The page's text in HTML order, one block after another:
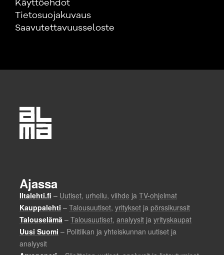
Käyttöehdot
Tietosuojakuvaus
Saavutettavuusseloste